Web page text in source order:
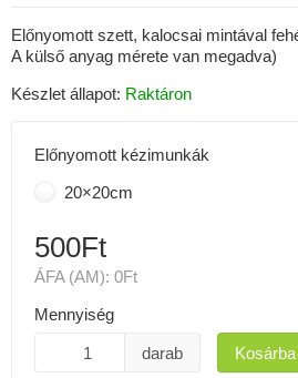
Előnyomott szett, kalocsai mintával
A külső anyag mérete van megadva)
Készlet állapot: Raktáron
Előnyomott kézimunkák
20×20cm
500Ft
ÁFA (AM): 0Ft
Mennyiség
darab